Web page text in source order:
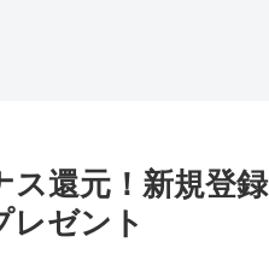
ス還元！新規登録
レゼント